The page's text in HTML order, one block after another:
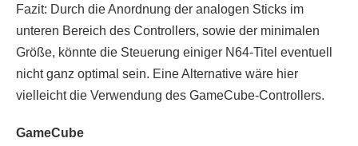
Fazit: Durch die Anordnung der analogen Sticks im
unteren Bereich des Controllers, sowie der minimalen
Größe, könnte die Steuerung einiger N64-Titel eventuell
nicht ganz optimal sein. Eine Alternative wäre hier
vielleicht die Verwendung des GameCube-Controllers.
GameCube